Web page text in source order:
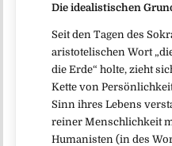
Die idealistischen
Seit den Tagen des
aristotelischen Wort
die Erde“ holte, zieht
Kette von
Sinn ihres Lebens
reiner Menschlichkeit
Humanisten (in des